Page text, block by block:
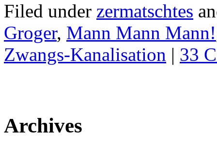
Filed under zermatschtes
Groger, Mann Mann Mann!
Zwangs-Kanalisation | 33
Archives